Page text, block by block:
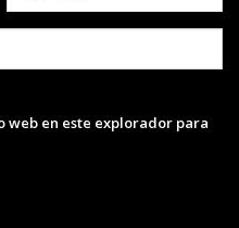
web en este explorador para